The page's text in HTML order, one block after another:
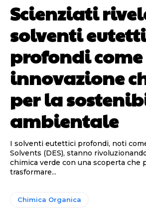
Scienziati
solventi
profondi come
innovazione
per la
ambientale
I solventi eutettici profondi, noti
Solvents (DES), stanno
chimica verde con una scoperta che
trasformare...
Chimica Organica